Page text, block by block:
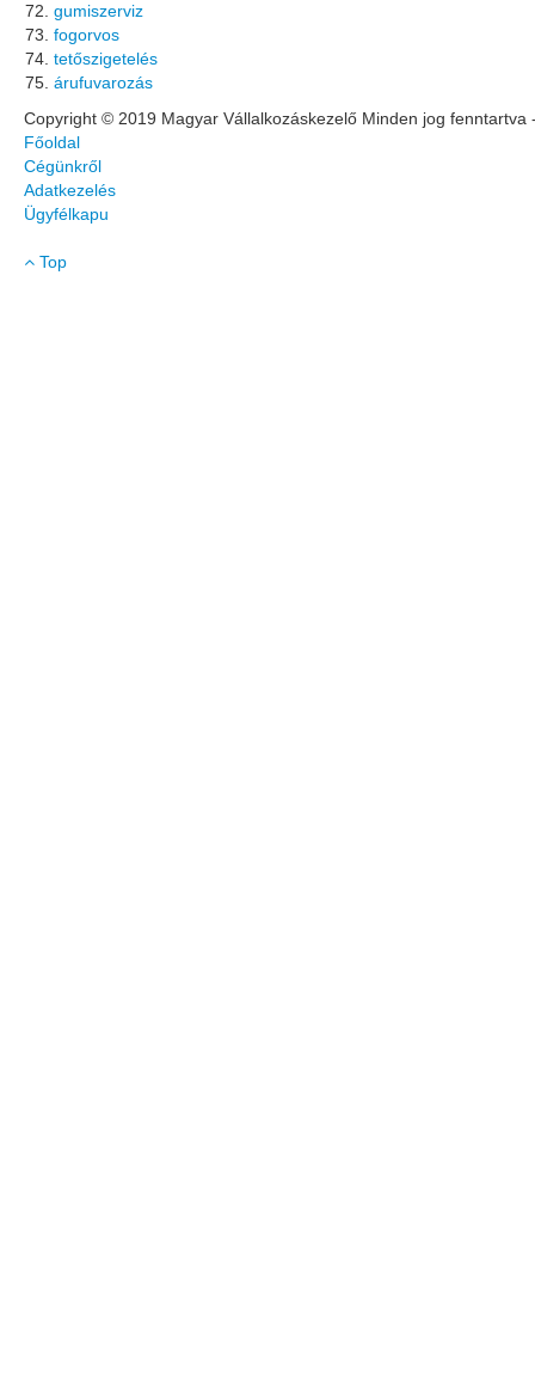
gumiszerviz
fogorvos
tetőszigetelés
árufuvarozás
Copyright © 2019 Magyar Vállalkozáskezelő Minden jog
Főoldal
Cégünkről
Adatkezelés
Ügyfélkapu
Top